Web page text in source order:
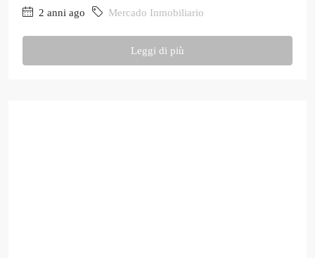
2 anni ago Mercado Inmobiliario
Leggi di più